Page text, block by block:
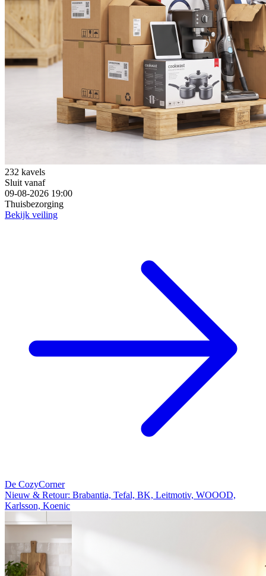
232 kavels
Sluit vanaf
09-08-2026 19:00
Thuisbezorging
Bekijk veiling
De CozyCorner
Nieuw & Retour: Brabantia, Tefal, BK, Leitmotiv, WOOOD,
Karlsson, Koenic